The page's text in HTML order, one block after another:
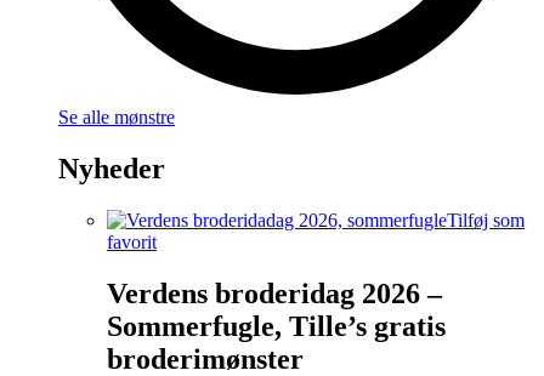
Se alle mønstre
Nyheder
Tilføj som
favorit
Verdens broderidag 2026 –
Sommerfugle, Tille’s gratis
broderimønster